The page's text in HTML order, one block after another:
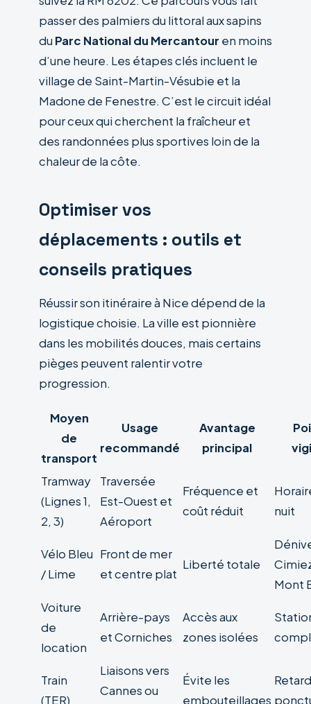
passer des palmiers du littoral aux sapins
du Parc National du Mercantour en moins
d’une heure. Les étapes clés incluent le
village de Saint-Martin-Vésubie et la
Madone de Fenestre. C’est le circuit idéal
pour ceux qui cherchent la fraîcheur et
des randonnées plus sportives loin de la
chaleur de la côte.
Optimiser vos
déplacements : outils et
conseils pratiques
Réussir son itinéraire à Nice dépend de la
logistique choisie. La ville est pionnière
dans les mobilités douces, mais certains
pièges peuvent ralentir votre
progression.
Moyen
de
transport
Usage
recommandé
Avantage
principal
Tramway
(Lignes 1,
2, 3)
Traversée
Est-Ouest et
Aéroport
Fréquence et
coût réduit
nuit
Vélo Bleu
/ Lime
Front de mer
et centre plat
Liberté totale
Mont
Voiture
de
location
Arrière-pays
et Corniches
Accès aux
zones isolées
Train
(TER)
Liaisons vers
Cannes ou
Évite les
embouteillages